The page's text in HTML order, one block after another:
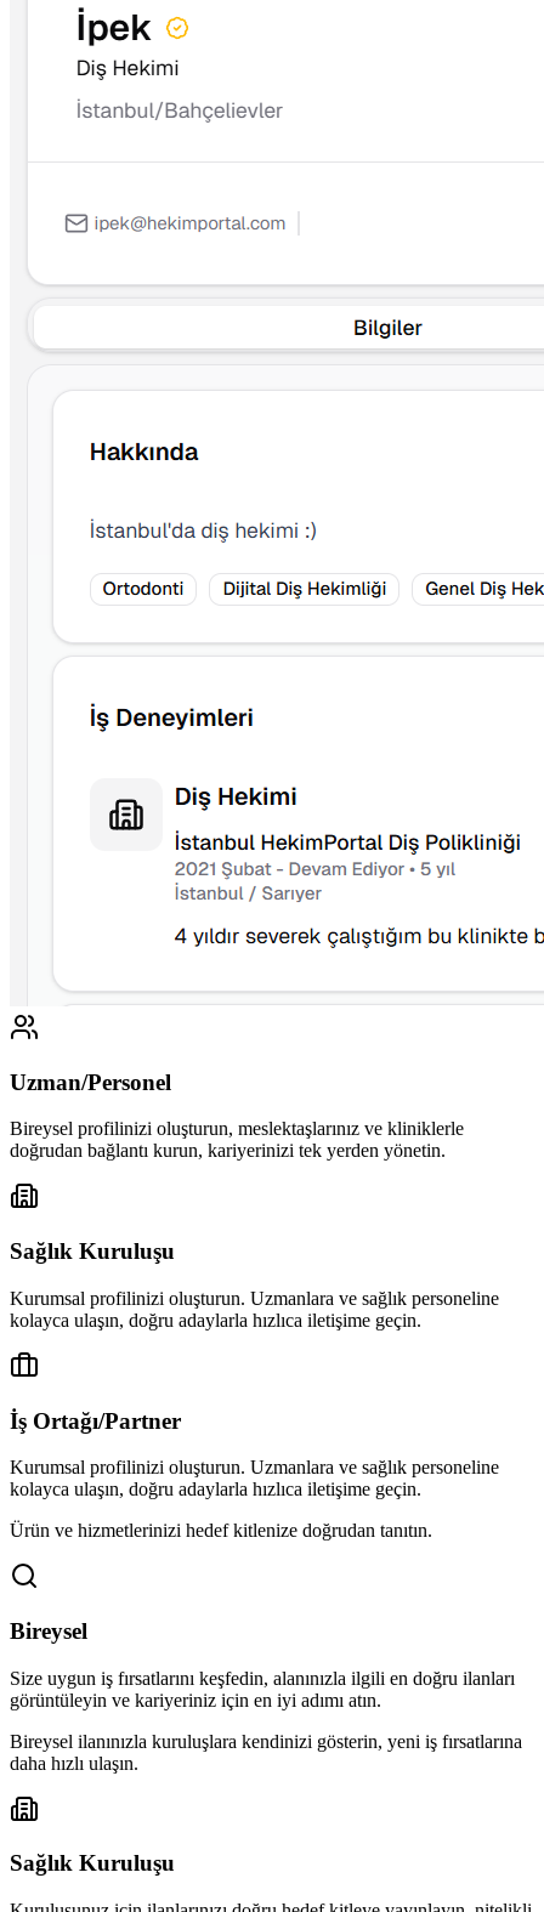
Uzman/Personel
Bireysel profilinizi oluşturun, meslektaşlarınız ve kliniklerle
doğrudan bağlantı kurun, kariyerinizi tek yerden yönetin.
Sağlık Kuruluşu
Kurumsal profilinizi oluşturun. Uzmanlara ve sağlık personeline
kolayca ulaşın, doğru adaylarla hızlıca iletişime geçin.
İş Ortağı/Partner
Kurumsal profilinizi oluşturun. Uzmanlara ve sağlık personeline
kolayca ulaşın, doğru adaylarla hızlıca iletişime geçin.
Ürün ve hizmetlerinizi hedef kitlenize doğrudan tanıtın.
Bireysel
Size uygun iş fırsatlarını keşfedin, alanınızla ilgili en doğru ilanları
görüntüleyin ve kariyeriniz için en iyi adımı atın.
Bireysel ilanınızla kuruluşlara kendinizi gösterin, yeni iş fırsatlarına
daha hızlı ulaşın.
Sağlık Kuruluşu